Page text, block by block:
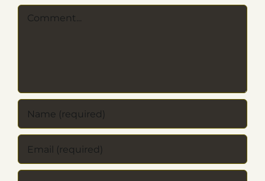
Comment